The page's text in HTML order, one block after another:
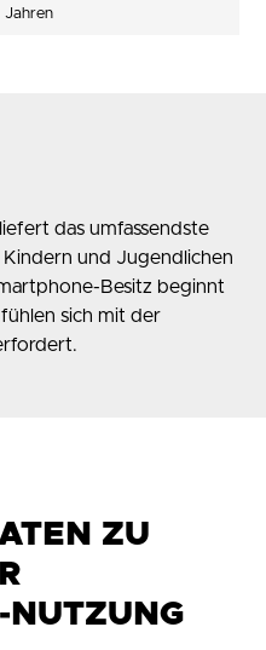
Jahren
das umfassendste
und Jugendlichen
Besitz beginnt
sich mit der
ZU
NUTZUNG